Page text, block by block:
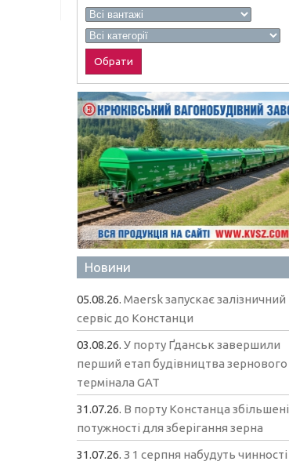
Новини
05.08.26.Maersk запускає залізничний
сервіс до Констанци
03.08.26.У порту Ґданськ завершили
перший етап будівництва зернового
термінала GAT
31.07.26. В порту Констанца збільшені
потужності для зберігання зерна
31.07.26.З 1 серпня набудуть чинності